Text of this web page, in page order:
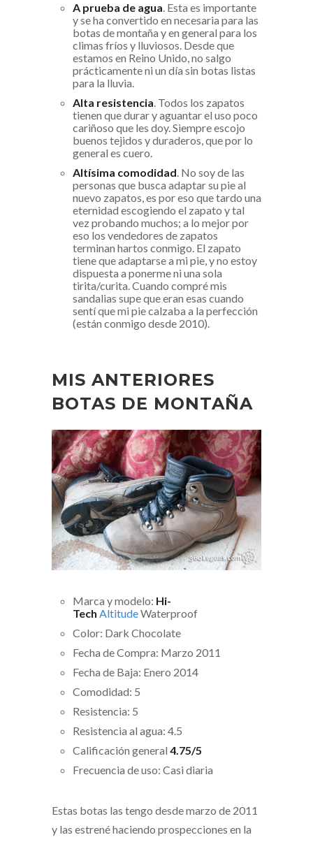
A prueba de agua. Esta es importante
y se ha convertido en necesaria para las
botas de montaña y en general para los
climas fríos y lluviosos. Desde que
estamos en Reino Unido, no salgo
prácticamente ni un día sin botas listas
para la lluvia.
Alta resistencia. Todos los zapatos
tienen que durar y aguantar el uso poco
cariñoso que les doy. Siempre escojo
buenos tejidos y duraderos, que por lo
general es cuero.
Altísima comodidad. No soy de las
personas que busca adaptar su pie al
nuevo zapatos, es por eso que tardo una
eternidad escogiendo el zapato y tal
vez probando muchos; a lo mejor por
eso los vendedores de zapatos
terminan hartos conmigo. El zapato
tiene que adaptarse a mi pie, y no estoy
dispuesta a ponerme ni una sola
tirita/curita. Cuando compré mis
sandalias supe que eran esas cuando
sentí que mi pie calzaba a la perfección
(están conmigo desde 2010).
MIS ANTERIORES
BOTAS DE MONTAÑA
Marca y modelo: Hi-
Tech AltitudeWaterproof
Color: Dark Chocolate
Fecha de Compra: Marzo 2011
Fecha de Baja: Enero 2014
Comodidad: 5
Resistencia: 5
Resistencia al agua: 4.5
Calificación general 4.75/5
Frecuencia de uso: Casi diaria
Estas botas las tengo desde marzo de 2011
y las estrené haciendo prospecciones en la